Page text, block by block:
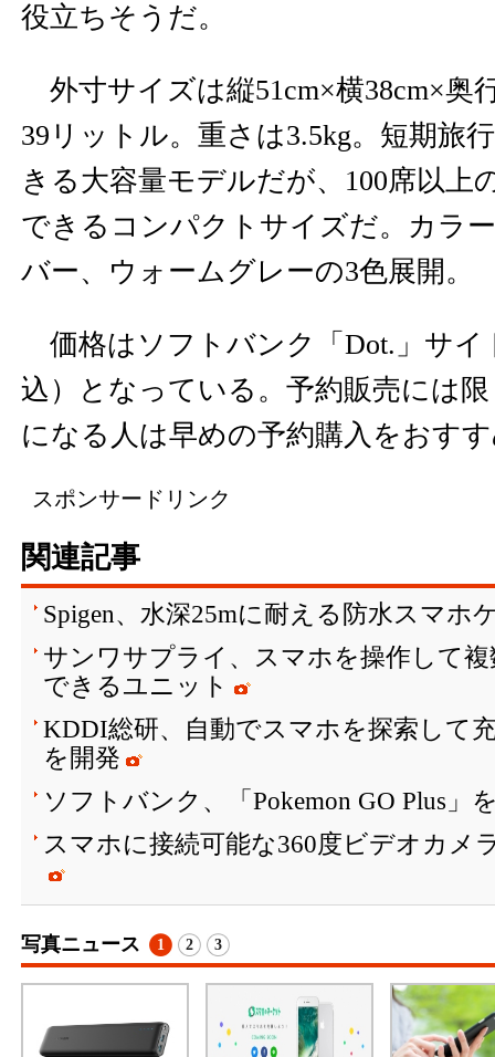
役立ちそうだ。
外寸サイズは縦51cm×横38cm×奥
39リットル。重さは3.5kg。短期旅
きる大容量モデルだが、100席以上
できるコンパクトサイズだ。カラ
バー、ウォームグレーの3色展開。
価格はソフトバンク「Dot.」サイ
込）となっている。予約販売には
になる人は早めの予約購入をおす
スポンサードリンク
関連記事
Spigen、水深25mに耐える防水スマホ
サンワサプライ、スマホを操作して
できるユニット
KDDI総研、自動でスマホを探索して
を開発
ソフトバンク、「Pokemon GO Plus」
スマホに接続可能な360度ビデオカメ
写真ニュース 1 2 3